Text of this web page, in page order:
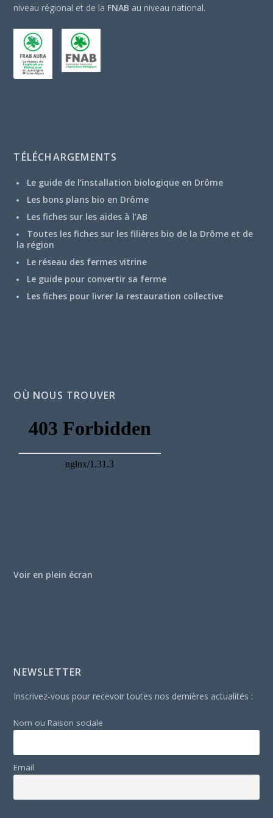
niveau régional et de la FNAB au niveau national.
TÉLÉCHARGEMENTS
Le guide de l’installation biologique en Drôme
Les bons plans bio en Drôme
Les fiches sur les aides à l’AB
Toutes les fiches sur les filières bio de la Drôme et de
la région
Le réseau des fermes vitrine
Le guide pour convertir sa ferme
Les fiches pour livrer la restauration collective
OÙ NOUS TROUVER
Voir en plein écran
NEWSLETTER
Inscrivez-vous pour recevoir toutes nos dernières actualités :
Nom ou Raison sociale
Email